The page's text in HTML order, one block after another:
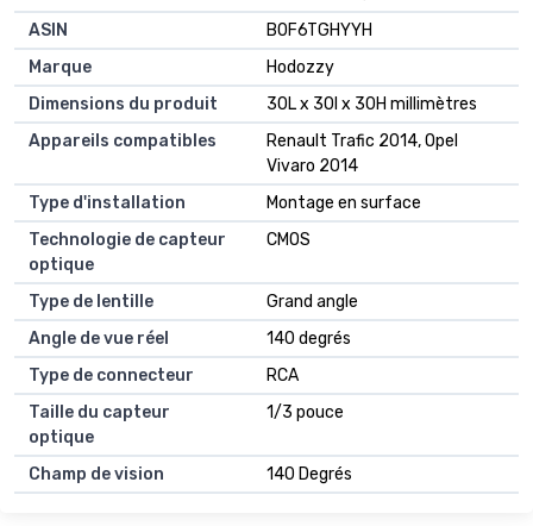
ASIN
B0F6TGHYYH
Marque
Hodozzy
Dimensions du produit
30L x 30l x 30H millimètres
Appareils compatibles
Renault Trafic 2014, Opel
Vivaro 2014
Type d'installation
Montage en surface
Technologie de capteur
optique
CMOS
Type de lentille
Grand angle
Angle de vue réel
140 degrés
Type de connecteur
RCA
Taille du capteur
optique
1/3 pouce
Champ de vision 140 Degrés